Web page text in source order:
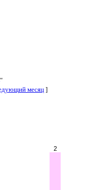
"
месяц]
2